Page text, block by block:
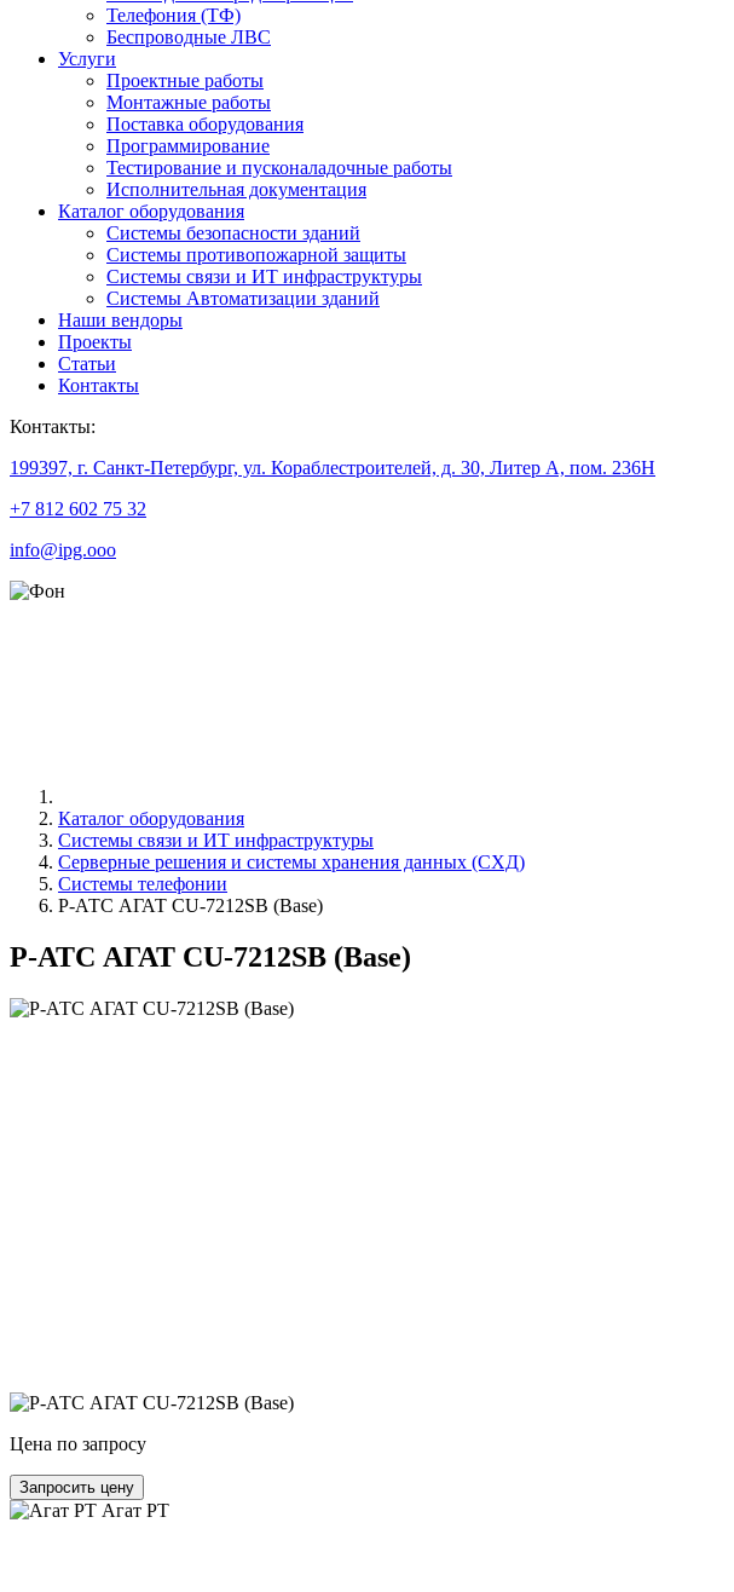
Телефония (ТФ)
Беспроводные ЛВС
Услуги
Проектные работы
Монтажные работы
Поставка оборудования
Программирование
Тестирование и пусконаладочные работы
Исполнительная документация
Каталог оборудования
Системы безопасности зданий
Системы противопожарной защиты
Системы связи и ИТ инфраструктуры
Системы Автоматизации зданий
Наши вендоры
Проекты
Статьи
Контакты
Контакты:
199397, г. Санкт-Петербург, ул. Кораблестроителей, д. 30, Литер А, пом. 236Н
+7 812 602 75 32
info@ipg.ooo
Каталог оборудования
Системы связи и ИТ инфраструктуры
Серверные решения и системы хранения данных (СХД)
Системы телефонии
P-АТС АГАТ CU-7212SB (Base)
P-АТС АГАТ CU-7212SB (Base)
Цена по запросу
Запросить цену
Агат РТ